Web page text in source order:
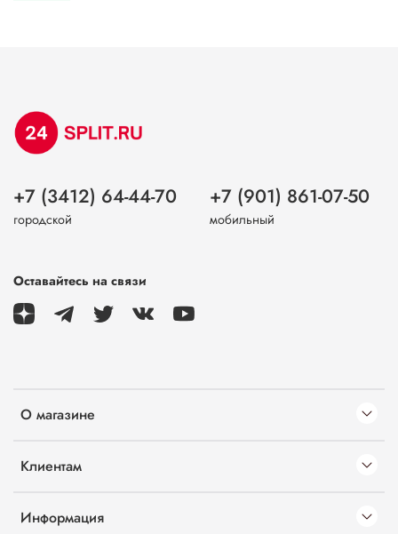
О магазине
Клиентам
Информация
+7 (3412) 64-44-70
городской
+7 (901) 861-07-50
мобильный
Оставайтесь на связи